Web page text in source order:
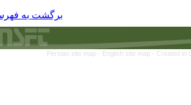
برگشت به فهرست نسخه ها
Persian site map - English site